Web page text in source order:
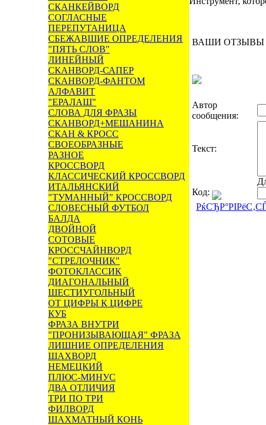
СКАНКЕЙВОРД
СОГЛАСНЫЕ
ПЕРЕПУТАНИЦА
СБЕЖАВШИЕ ОПРЕДЕЛЕНИЯ
"ПЯТЬ СЛОВ"
ЛИНЕЙНЫЙ
СКАНВОРД-САПЕР
СКАНВОРД-ФАНТОМ
АЛФАВИТ
"ЕРАЛАШ"
СЛОВА ДЛЯ ФРАЗЫ
СКАНВОРД+МЕШАНИНА
СКАН & КРОСС
СВОЕОБРАЗНЫЕ
РАЗНОЕ
КРОССВОРД
КЛАССИЧЕСКИЙ КРОССВОРД
ИТАЛЬЯНСКИЙ
"ТУМАННЫЙ" КРОССВОРД
СЛОВЕСНЫЙ ФУТБОЛ
БАЛДА
ДВОЙНОЙ
СОТОВЫЕ
КРОССЧАЙНВОРД
"СТРЕЛОЧНИК"
ФОТОКЛАССИК
ДИАГОНАЛЬНЫЙ
ШЕСТИУГОЛЬНЫЙ
ОТ ЦИФРЫ К ЦИФРЕ
КУБ
ФРАЗА ВНУТРИ
"ПРОНИЗЫВАЮЩАЯ" ФРАЗА
ЛИШНИЕ ОПРЕДЕЛЕНИЯ
ШАХВОРД
НЕМЕЦКИЙ
ПЛЮС-МИНУС
ДВА ОТЛИЧИЯ
ТРИ ПО ТРИ
ФИЛВОРД
ШАХМАТНЫЙ КОНЬ
ВАШИ ОТЗЫВЫ
Автор
сообщения:
Текст:
Код: